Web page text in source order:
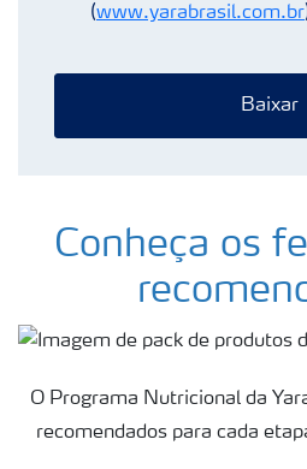
(www.yarabrasil.com.br
Baixar
Conheça os
O Programa Nutricional da
recomendados para cada